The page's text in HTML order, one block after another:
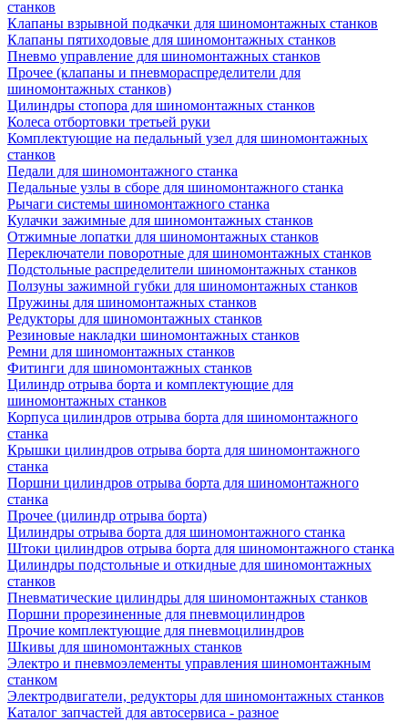
станков
Клапаны взрывной подкачки для шиномонтажных станков
Клапаны пятиходовые для шиномонтажных станков
Пневмо управление для шиномонтажных станков
Прочее (клапаны и пневмораспределители для
шиномонтажных станков)
Цилиндры стопора для шиномонтажных станков
Колеса отбортовки третьей руки
Комплектующие на педальный узел для шиномонтажных
станков
Педали для шиномонтажного станка
Педальные узлы в сборе для шиномонтажного станка
Рычаги системы шиномонтажного станка
Кулачки зажимные для шиномонтажных станков
Отжимные лопатки для шиномонтажных станков
Переключатели поворотные для шиномонтажных станков
Подстольные распределители шиномонтажных станков
Ползуны зажимной губки для шиномонтажных станков
Пружины для шиномонтажных станков
Редукторы для шиномонтажных станков
Резиновые накладки шиномонтажных станков
Ремни для шиномонтажных станков
Фитинги для шиномонтажных станков
Цилиндр отрыва борта и комплектующие для
шиномонтажных станков
Корпуса цилиндров отрыва борта для шиномонтажного
станка
Крышки цилиндров отрыва борта для шиномонтажного
станка
Поршни цилиндров отрыва борта для шиномонтажного
станка
Прочее (цилиндр отрыва борта)
Цилиндры отрыва борта для шиномонтажного станка
Штоки цилиндров отрыва борта для шиномонтажного станка
Цилиндры подстольные и откидные для шиномонтажных
станков
Пневматические цилиндры для шиномонтажных станков
Поршни прорезиненные для пневмоцилиндров
Прочие комплектующие для пневмоцилиндров
Шкивы для шиномонтажных станков
Электро и пневмоэлементы управления шиномонтажным
станком
Электродвигатели, редукторы для шиномонтажных станков
Каталог запчастей для автосервиса - разное